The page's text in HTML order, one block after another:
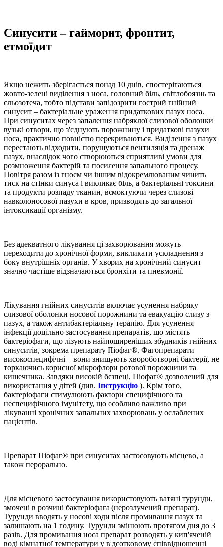
Синусити – гайморит, фронтит,
етмоїдит
Якщо нежить зберігається понад 10 днів, спостерігаються
жовто-зелені виділення з носа, головний біль, світлобоязнь та
сльозотеча, тобто підстави запідозрити гострий гнійний
синусит – бактеріальне ураження придаткових пазух носа.
При синуситах через запалення набряклої слизової оболонки
вузькі отвори, що з'єднують порожнину і придаткові пазухи
носа, практично повністю перекриваються. Виділення з пазух
перестають відходити, порушуються вентиляція та дренаж
пазух, внаслідок чого створюються сприятливі умови для
розмноження бактерій та посилення запального процесу.
Повітря разом із гноєм чи іншим відокремлюваним чинить
тиск на стінки синуса і викликає біль, а бактеріальні токсини
та продукти розпаду тканин, всмоктуючи через слизові
навколоносової пазухи в кров, призводять до загальної
інтоксикації організму.
Без адекватного лікування ці захворювання можуть
переходити до хронічної форми, викликати ускладнення з
боку внутрішніх органів. У хворих на хронічний синусит
значно частіше відзначаються бронхіти та пневмонії.
Лікування гнійних синуситів включає усунення набряку
слизової оболонки носової порожнини та евакуацію слизу з
пазух, а також антибактеріальну терапію. Для усунення
інфекції доцільно застосування препаратів, що містять
бактеріофаги, що лізують найпоширеніших збудників гнійних
синуситів, зокрема препарату Піофаг®. Фагопрепарати
високоспецифічні – вони знищують хвороботворні бактерії, не
торкаючись корисної мікрофлори ротової порожнини та
кишечника. Завдяки високій безпеці, Піофаг® дозволений для
використання у дітей (див. Інструкцію ). Крім того,
бактеріофаги стимулюють фактори специфічного та
неспецифічного імунітету, що особливо важливо при
лікуванні хронічних запальних захворювань у ослаблених
пацієнтів.
Препарат Піофаг® при синуситах застосовують місцево, а
також перорально.
Для місцевого застосування використовують ватяні турунди,
змочені в розчині бактеріофага (нерозлучений препарат).
Турунди вводять у носові ходи після промивання пазух та
залишають на 1 годину. Турунди змінюють протягом дня до 3
разів. Для промивання носа препарат розводять у кип'яченій
воді кімнатної температури у відсотковому співвідношенні